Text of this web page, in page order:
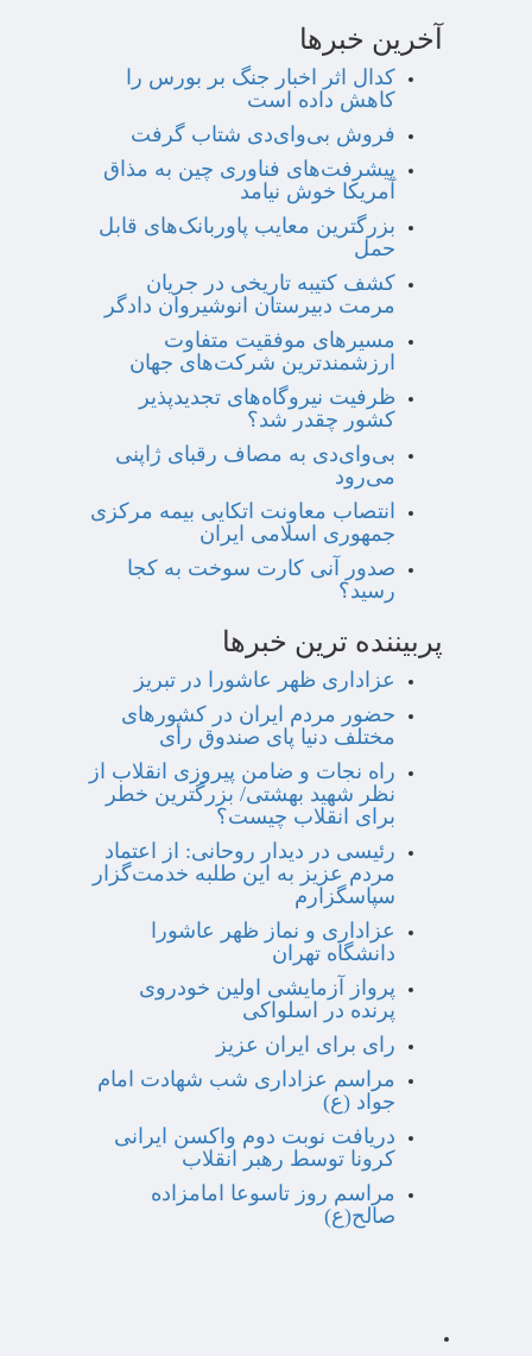
آخرین خبرها
کدال اثر اخبار جنگ بر بورس را
کاهش داده است
فروش بی‌وای‌دی شتاب گرفت
پیشرفت‌های فناوری چین به مذاق
آمریکا خوش نیامد
بزرگترین معایب پاوربانک‌های قابل
حمل
کشف کتیبه تاریخی در جریان
مرمت دبیرستان انوشیروان دادگر
مسیرهای موفقیت متفاوت
ارزشمندترین شرکت‌های جهان
ظرفیت نیروگاه‌های تجدیدپذیر
کشور چقدر شد؟
بی‌وای‌دی به مصاف رقبای ژاپنی
می‌رود
انتصاب معاونت اتکایی بیمه مرکزی
جمهوری اسلامی ایران
صدور آنی کارت سوخت به کجا
رسید؟
پربیننده ترین خبرها
عزاداری ظهر عاشورا در تبریز
حضور مردم ایران در کشورهای
مختلف دنیا پای صندوق رأی
راه نجات و ضامن پیروزی انقلاب از
نظر شهید بهشتی/ بزرگترین خطر
برای انقلاب چیست؟
رئیسی در دیدار روحانی: از اعتماد
مردم عزیز به این طلبه خدمت‌گزار
سپاسگزارم
عزاداری و نماز ظهر عاشورا
دانشگاه تهران
پرواز آزمایشی اولین خودروی
پرنده در اسلواکی
رای برای ایران عزیز
مراسم عزاداری شب شهادت امام
جواد (ع)
دریافت نوبت دوم واکسن ایرانی
کرونا توسط رهبر انقلاب
مراسم روز تاسوعا امامزاده
صالح(ع)